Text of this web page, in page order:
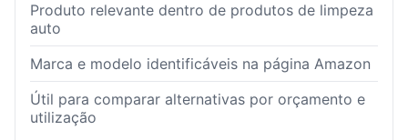
Produto relevante dentro de produtos de limpeza
auto
Marca e modelo identificáveis na página Amazon
Útil para comparar alternativas por orçamento e
utilização